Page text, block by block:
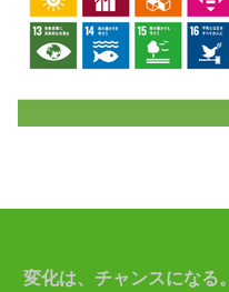
変化は、チャンスになる